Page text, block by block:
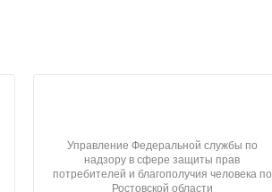
Управление Федеральной службы по
надзору в сфере защиты прав
потребителей и благополучия человека по
Ростовской области